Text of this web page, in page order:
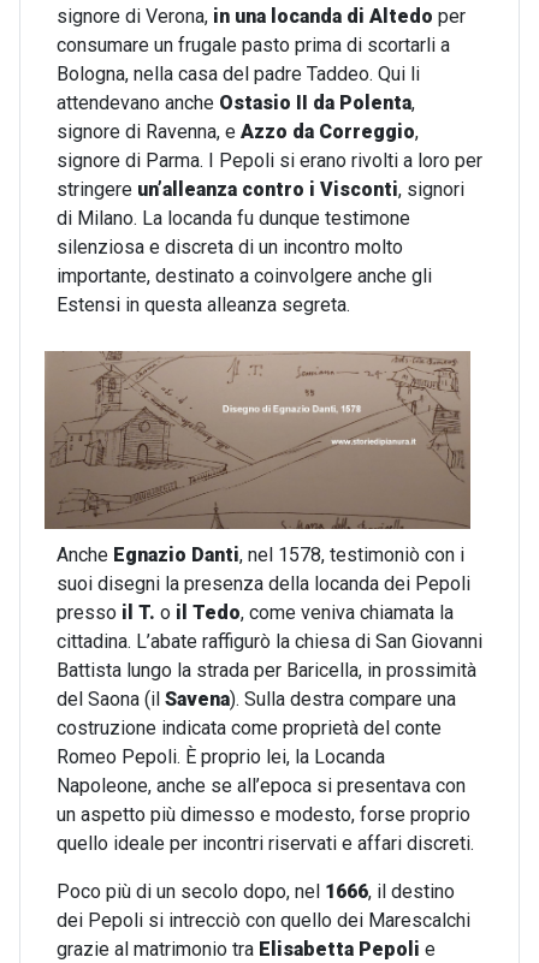
signore di Verona, in una locanda di Altedo per
consumare un frugale pasto prima di scortarli a
Bologna, nella casa del padre Taddeo. Qui li
attendevano anche Ostasio II da Polenta,
signore di Ravenna, e Azzo da Correggio,
signore di Parma. I Pepoli si erano rivolti a loro per
stringere un’alleanza contro i Visconti, signori
di Milano. La locanda fu dunque testimone
silenziosa e discreta di un incontro molto
importante, destinato a coinvolgere anche gli
Estensi in questa alleanza segreta.
Anche Egnazio Danti, nel 1578, testimoniò con i
suoi disegni la presenza della locanda dei Pepoli
presso il T. o il Tedo, come veniva chiamata la
cittadina. L’abate raffigurò la chiesa di San Giovanni
Battista lungo la strada per Baricella, in prossimità
del Saona (il Savena). Sulla destra compare una
costruzione indicata come proprietà del conte
Romeo Pepoli. È proprio lei, la Locanda
Napoleone, anche se all’epoca si presentava con
un aspetto più dimesso e modesto, forse proprio
quello ideale per incontri riservati e affari discreti.
Poco più di un secolo dopo, nel 1666, il destino
dei Pepoli si intrecciò con quello dei Marescalchi
grazie al matrimonio tra Elisabetta Pepoli e